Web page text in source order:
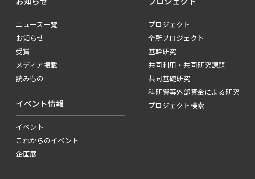
ニュース一覧
お知らせ
受賞
メディア掲載
読みもの
イベント情報
イベント
これからのイベント
企画展
プロジェクト
全所プロジェクト
基幹研究
共同利用・共同研究課題
共同基礎研究
科研費等外部資金による研究
プロジェクト検索